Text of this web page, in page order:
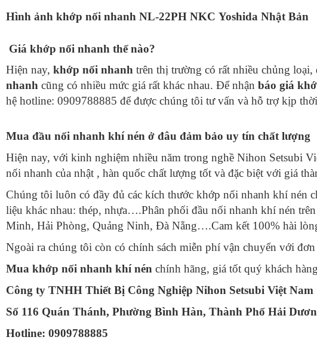
Hình ảnh khớp nối nhanh NL-22PH NKC Yoshida Nhật Bản
Giá khớp nối nhanh thế nào?
Hiện nay, khớp nối nhanh trên thị trường có rất nhiều chủng loại,
nhanh cũng có nhiều mức giá rất khác nhau. Để nhận báo giá
hệ hotline: 0909788885 để được chúng tôi tư vấn và hỗ trợ kịp
Mua đầu nối nhanh khí nén ở đâu đảm bảo uy tín chất lượng
Hiện nay, với kinh nghiệm nhiều năm trong nghề Nihon Setsubi
nối nhanh của nhật , hàn quốc chất lượng tốt và đặc biệt với giá
Chúng tôi luôn có đầy đủ các kích thước khớp nối nhanh khí nén
liệu khác nhau: thép, nhựa….Phân phối đầu nối nhanh khí nén
Minh, Hải Phòng, Quảng Ninh, Đà Nẵng….Cam kết 100% hài
Ngoài ra chúng tôi còn có chính sách miễn phí vận chuyển với
Mua khớp nối nhanh khí nén chính hãng, giá tốt quý khách
Công ty TNHH Thiết Bị Công Nghiệp Nihon Setsubi Việt Nam
Số 116 Quán Thánh, Phường Bình Hàn, Thành Phố Hải
Hotline: 0909788885